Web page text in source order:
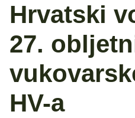
Hrvatski
27.
HV-a